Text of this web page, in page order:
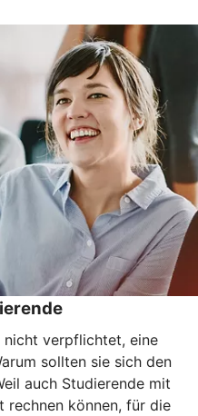
nicht verpflichtet, eine
sollten sie sich den
auch Studierende mit
rechnen können, für die